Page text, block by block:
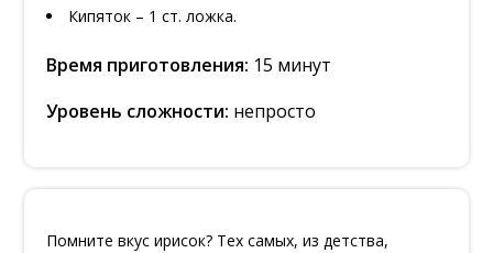
Кипяток – 1 ст. ложка.
Время приготовления: 15 минут
Уровень сложности: непросто
Помните вкус ирисок? Тех самых, из детства,